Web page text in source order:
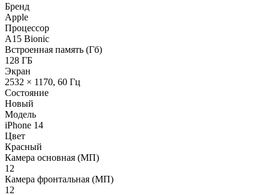
Бренд
Apple
Процессор
A15 Bionic
Встроенная память (Гб)
128 ГБ
Экран
2532 × 1170, 60 Гц
Состояние
Новый
Модель
iPhone 14
Цвет
Красный
Камера основная (МП)
12
Камера фронтальная (МП)
12